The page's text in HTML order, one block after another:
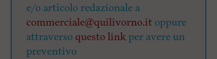
e/o articolo redazionale a
commerciale@quilivorno.it oppure
attraverso questo linkper avere un
preventivo